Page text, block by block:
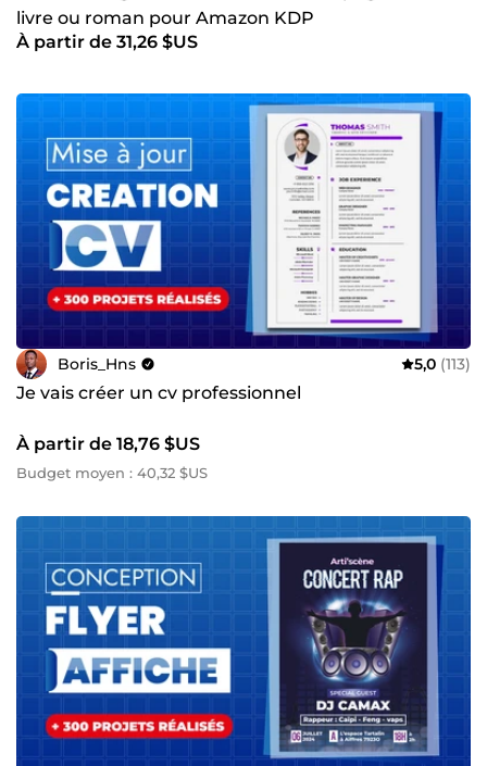
livre ou roman pour Amazon KDP
À partir de 31,26 $US
Boris_Hns 5,0 (113)
Je vais créer un cv professionnel
À partir de 18,76 $US
Budget moyen : 40,32 $US